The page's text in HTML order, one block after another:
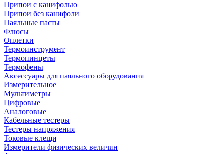
Припои с канифолью
Припои без канифоли
Паяльные пасты
Флюсы
Оплетки
Термоинструмент
Термопинцеты
Термофены
Аксессуары для паяльного оборудования
Измерительное
Мультиметры
Цифровые
Аналоговые
Кабельные тестеры
Тестеры напряжения
Токовые клещи
Измерители физических величин